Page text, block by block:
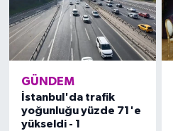
GÜNDEM
İstanbul'da trafik
yoğunluğu yüzde 71'e
yükseldi - 1